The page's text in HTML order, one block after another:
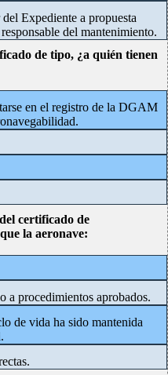
Expediente a propuesta
del mantenimiento.
de tipo, ¿a quién tienen
en el registro de la DGAM
certificado de
la aeronave:
a procedimientos aprobados.
de vida ha sido mantenida